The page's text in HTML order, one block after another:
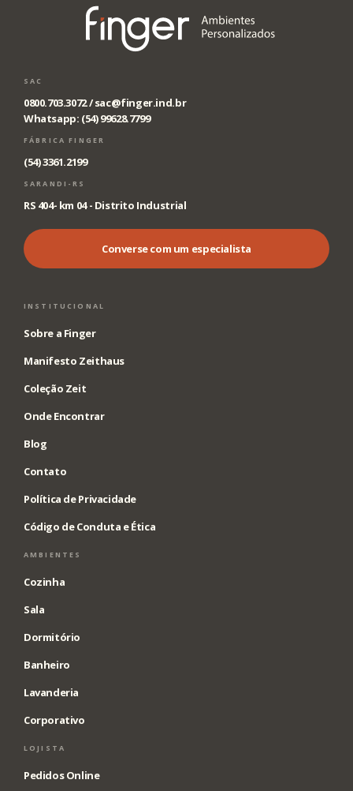
SAC
0800.703.3072 /sac@finger.ind.br
Whatsapp: (54) 99628.7799
FÁBRICA FINGER
(54) 3361.2199
SARANDI-RS
RS 404- km 04 - Distrito Industrial
Converse com um especialista
INSTITUCIONAL
Sobre a Finger
Manifesto Zeithaus
Coleção Zeit
Onde Encontrar
Blog
Contato
Política de Privacidade
Código de Conduta e Ética
AMBIENTES
Cozinha
Sala
Dormitório
Banheiro
Lavanderia
Corporativo
LOJISTA
Pedidos Online